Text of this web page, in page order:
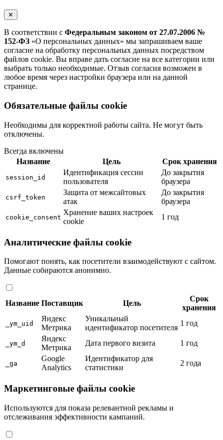
✕
В соответствии с Федеральным законом от 27.07.2006 №
152-ФЗ «О персональных данных» мы запрашиваем ваше
согласие на обработку персональных данных посредством
файлов cookie. Вы вправе дать согласие на все категории или
выбрать только необходимые. Отзыв согласия возможен в
любое время через настройки браузера или на данной
странице.
Обязательные файлы cookie
Необходимы для корректной работы сайта. Не могут быть
отключены.
Всегда включены
Название
Цель Срок хранения
session_id
Идентификация сессии
пользователя
До закрытия
браузера
csrf_token
Защита от межсайтовых
атак
До закрытия
браузера
cookie_consent
Хранение ваших настроек
cookie
1 год
Аналитические файлы cookie
Помогают понять, как посетители взаимодействуют с сайтом.
Данные собираются анонимно.
Название Поставщик Цель
Срок
хранения
_ym_uid
Яндекс
Метрика
Уникальный
идентификатор посетителя
1 год
_ym_d
Яндекс
Метрика
Дата первого визита 1 год
_ga
Google
Analytics
Идентификатор для
статистики
2 года
Маркетинговые файлы cookie
Используются для показа релевантной рекламы и
отслеживания эффективности кампаний.